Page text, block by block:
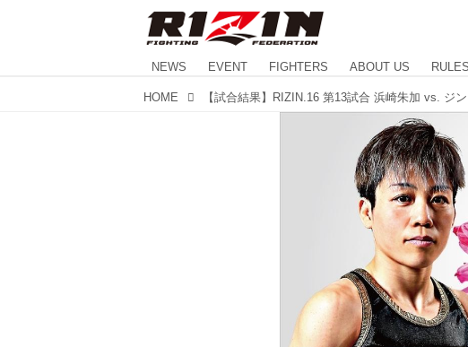
NEWS EVENT FIGHTERS ABOUT US RULES
HOME